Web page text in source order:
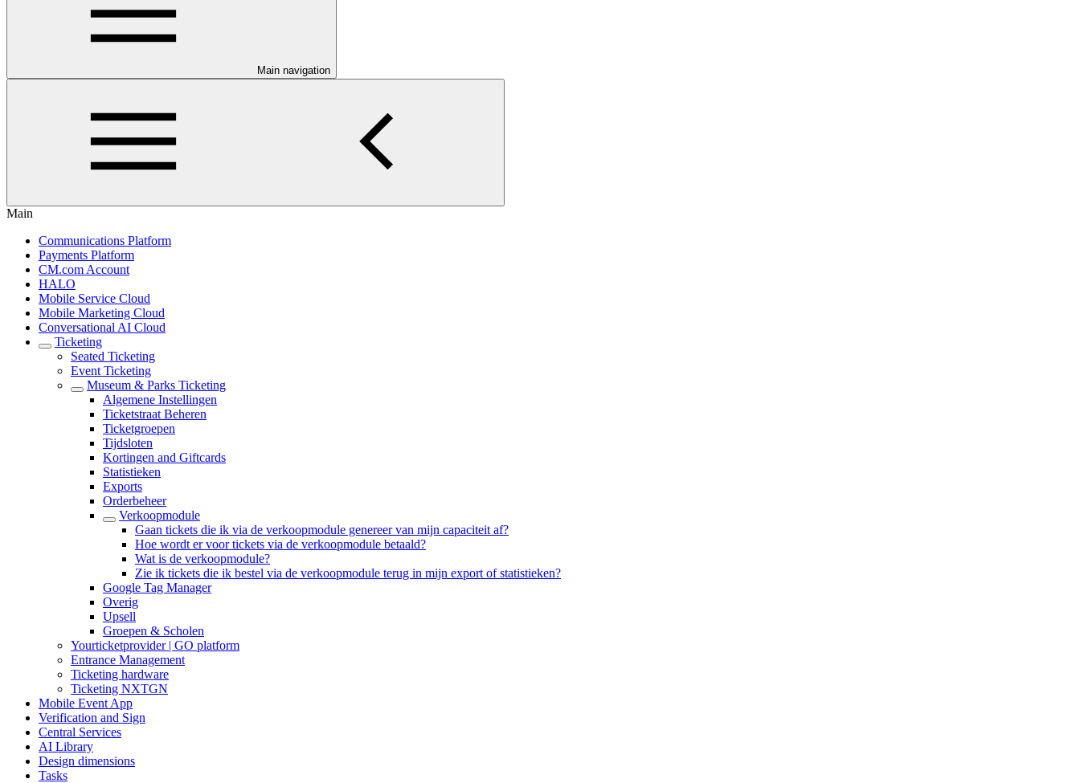
Main navigation
Main
Communications Platform
Payments Platform
CM.com Account
HALO
Mobile Service Cloud
Mobile Marketing Cloud
Conversational AI Cloud
Ticketing
Seated Ticketing
Event Ticketing
Museum & Parks Ticketing
Algemene Instellingen
Ticketstraat Beheren
Ticketgroepen
Tijdsloten
Kortingen and Giftcards
Statistieken
Exports
Orderbeheer
Verkoopmodule
Gaan tickets die ik via de verkoopmodule genereer van mijn capaciteit af?
Hoe wordt er voor tickets via de verkoopmodule betaald?
Wat is de verkoopmodule?
Zie ik tickets die ik bestel via de verkoopmodule terug in mijn export of statistieken?
Google Tag Manager
Overig
Upsell
Groepen & Scholen
Yourticketprovider | GO platform
Entrance Management
Ticketing hardware
Ticketing NXTGN
Mobile Event App
Verification and Sign
Central Services
AI Library
Design dimensions
Tasks